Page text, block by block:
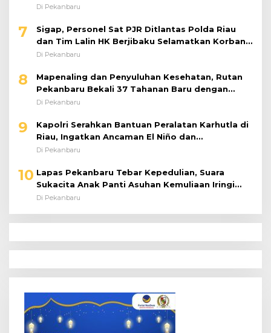
Puskessos
Di Pekanbaru
7
Sigap, Personel Sat PJR Ditlantas Polda Riau
dan Tim Lalin HK Berjibaku Selamatkan Korban
Kecelakaan di Tol Pekanbaru–Dumai
Di Pekanbaru
8
Mapenaling dan Penyuluhan Kesehatan, Rutan
Pekanbaru Bekali 37 Tahanan Baru dengan
Edukasi TBC, HIV, dan Bahaya Narkoba
Di Pekanbaru
9
Kapolri Serahkan Bantuan Peralatan Karhutla di
Riau, Ingatkan Ancaman El Niño dan
Prioritaskan Pencegahan
Di Pekanbaru
10 Lapas Pekanbaru Tebar Kepedulian, Suara
Sukacita Anak Panti Asuhan Kemuliaan Iringi
Bantuan Sosial
Di Pekanbaru